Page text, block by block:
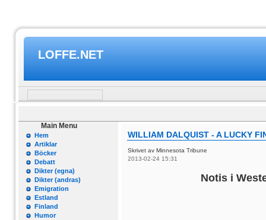
LOFFE.NET
Main Menu
Hem
Artiklar
Böcker
Debatt
Dikter (egna)
Dikter (andras)
Emigration
Estland
Finland
Humor
WILLIAM DALQUIST - A LUCKY
Skrivet av Minnesota Tribune
2013-02-24 15:31
Notis i